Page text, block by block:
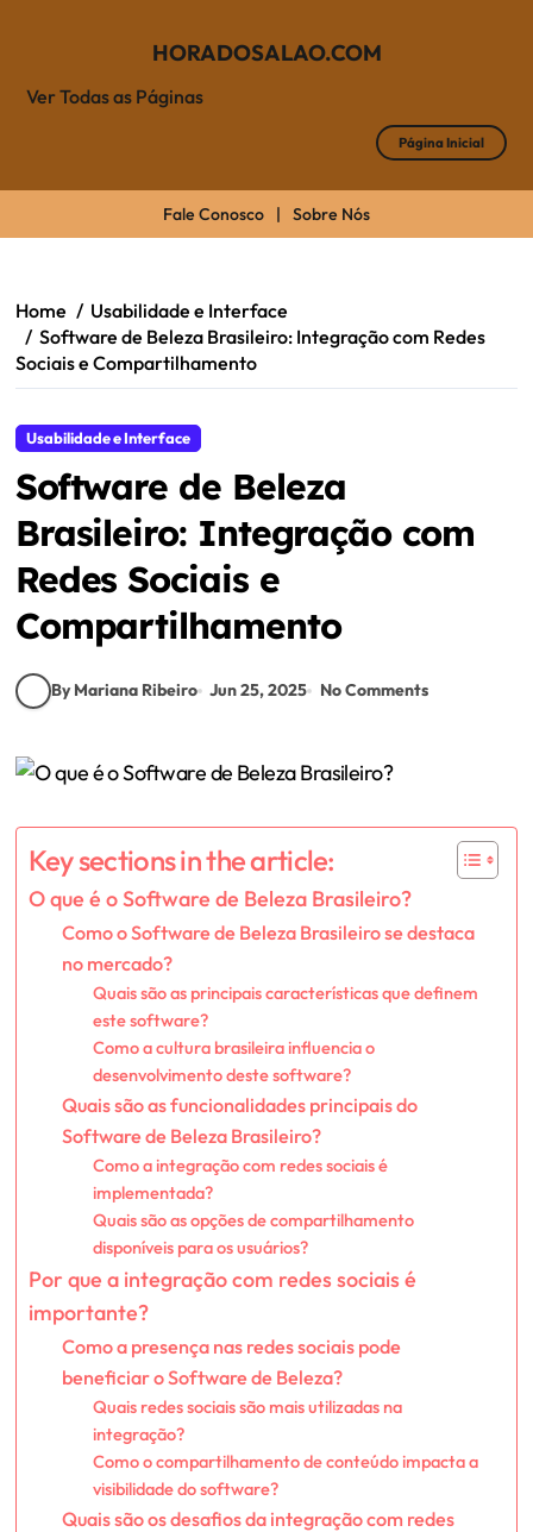
Ver Todas as Páginas
HORADOSALAO.COM
Página Inicial
Fale Conosco | Sobre Nós
content
Home
Usabilidade e Interface
Software de Beleza Brasileiro: Integração com Redes
Sociais e Compartilhamento
Usabilidade e Interface
Software de Beleza
Brasileiro: Integração com
Redes Sociais e
Compartilhamento
By Mariana Ribeiro Jun 25, 2025 No Comments
Key sections in the article:
O que é o Software de Beleza Brasileiro?
Como o Software de Beleza Brasileiro se destaca
no mercado?
Quais são as principais características que definem
este software?
Como a cultura brasileira influencia o
desenvolvimento deste software?
Quais são as funcionalidades principais do
Software de Beleza Brasileiro?
Como a integração com redes sociais é
implementada?
Quais são as opções de compartilhamento
disponíveis para os usuários?
Por que a integração com redes sociais é
importante?
Como a presença nas redes sociais pode
beneficiar o Software de Beleza?
Quais redes sociais são mais utilizadas na
integração?
Como o compartilhamento de conteúdo impacta a
visibilidade do software?
Quais são os desafios da integração com redes